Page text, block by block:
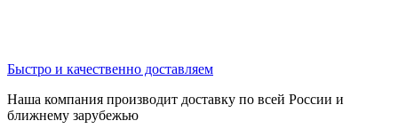
Быстро и качественно доставляем
Наша компания производит доставку по всей России и
ближнему зарубежью